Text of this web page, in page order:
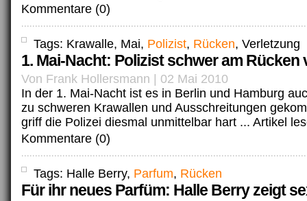
Kommentare (0)
Tags: Krawalle, Mai, Polizist, Rücken, Verletzung
1. Mai-Nacht: Polizist schwer am Rücken
Von Frank Hollersmann | 02 Mai 2010
In der 1. Mai-Nacht ist es in Berlin und Hamburg
zu schweren Krawallen und Ausschreitungen
griff die Polizei diesmal unmittelbar hart ... Artikel
Kommentare (0)
Tags: Halle Berry, Parfum, Rücken
Für ihr neues Parfüm: Halle Berry zeigt